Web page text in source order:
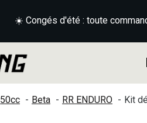
☀️ Congés d'été : toute
50cc Beta RR ENDURO Kit